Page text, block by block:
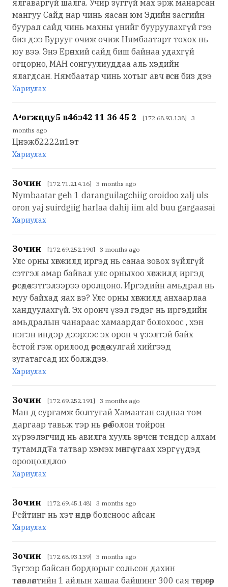
ялгаваргүй шалга. Учир зүггүй мах эрж манарсан
мангуу Сайд нар чинь яасан юм Эдийн засгийн
буурал сайд чинь махны үнийг бууруулахгүй гээ
биз дээ Бурууг очиж очиж Нямбаатарт тохох нь
юу вээ. Энэ Ерөнхий сайд биш байнаа удахгүй
огцорно, МАН сонгуулиуддаа аль хэдийн
ялагдсан. Нямбаатар чинь хотыг авч өгсөн биз дээ
Хариулах
А⁴огжццу5 в46э42 11 36 45 2
[172.68.93.138] 3
months ago
Цнэжб2222и1эт
Хариулах
Зочин [172.71.214.16] 3 months ago
Nymbaatar geh 1 daranguilagchiig oroidoo zalj uls
oron yaj suirdgiig harlaa dahij iim ald buu gargaasai
Хариулах
Зочин [172.69.252.190] 3 months ago
Улс орны хөгжилд иргэд нь санаа зовох зүйлгүй
сэтгэл амар байвал улс орныхоо хөгжилд иргэд
өөрсөдөө сэтгэлээрээ оролцоно. Иргэдийн амьдрал нь
муу байхад яах вэ? Улс орны хөгжилд анхаарлаа
хандуулахгүй. Эх оронч үзэл гэдэг нь иргэдийн
амьдралын чанараас хамаардаг болохоос , хэн
нэгэн индэр дээрээс эх орон ч үзэлтэй байх
ёстой гэж орилоод өөрсөдөө хулгай хийгээд
зугатагсад их болждээ.
Хариулах
Зочин [172.69.252.191] 3 months ago
Ман д сургамж болтугай Хамаатан саднаа том
даргаар тавьж тэр нь өөрөө болон тойрон
хүрээлэгчид нь авилга хууль зөрчсөн тендер алхам
тутамлд₮а татвар хэмэх мөнгө угаах хэргүүдэд
орооцолдлоо
Хариулах
Зочин [172.69.45.148] 3 months ago
Рейтинг нь хэт өндөр болсноос айсан
Хариулах
Зочин [172.68.93.139] 3 months ago
Зүгээр байсан бордюрыг сольсон дахин
төлөвлөлтийн 1 айлын хашаа байшинг 300 сая төгрөгөөр